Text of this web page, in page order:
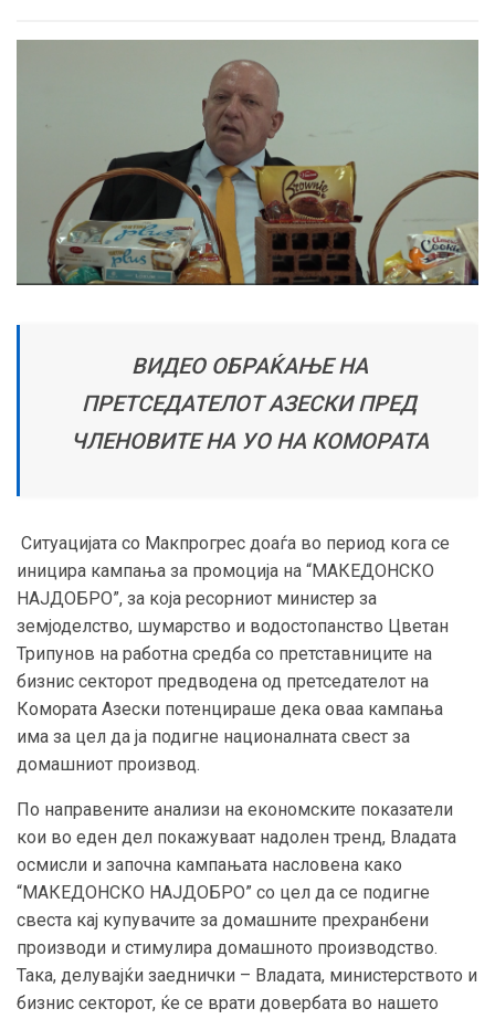
ВИДЕО ОБРАЌАЊЕ НА
ПРЕТСЕДАТЕЛОТ АЗЕСКИ ПРЕД
ЧЛЕНОВИТЕ НА УО НА КОМОРАТА
Ситуацијата со Макпрогрес доаѓа во период кога се
иницира кампања за промоција на “МАКЕДОНСКО
НАЈДОБРО”, за која ресорниот министер за
земјоделство, шумарство и водостопанство Цветан
Трипунов на работна средба со претставниците на
бизнис секторот предводена од претседателот на
Комората Азески потенцираше дека оваа кампања
има за цел да ја подигне националната свест за
домашниот производ.
По направените анализи на економските показатели
кои во еден дел покажуваат надолен тренд, Владата
осмисли и започна кампањата насловена како
“МАКЕДОНСКО НАЈДОБРО” со цел да се подигне
свеста кај купувачите за домашните прехранбени
производи и стимулира домашното производство.
Така, делувајќи заеднички – Владата, министерството и
бизнис секторот, ќе се врати довербата во нашето